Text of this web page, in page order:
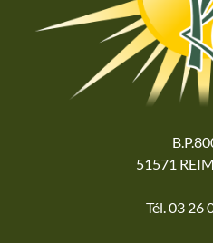
51571
Tél. 03 26